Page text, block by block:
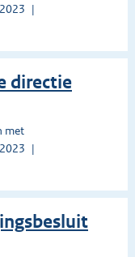
directie
met